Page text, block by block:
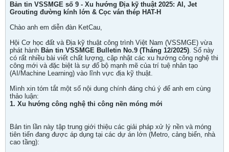
Bản tin VSSMGE số 9 - Xu hướng Địa kỹ thuật 2025: AI, Jet
Grouting đường kính lớn & Cọc ván thép HAT-H
Chào anh em diễn đàn KetCau,
Hội Cơ học đất và Địa kỹ thuật công trình Việt Nam (VSSMGE) vừa
phát hành Bản tin VSSMGE Bulletin No.9 (Tháng 12/2025). Số này
có rất nhiều bài viết chất lượng, cập nhật các xu hướng công nghệ thi
công mới và đặc biệt là sự đổ bộ mạnh mẽ của trí tuệ nhân tạo
(AI/Machine Learning) vào lĩnh vực địa kỹ thuật.
Mình xin tóm tắt một số nội dung chính đáng chú ý để anh em cùng
thảo luận:
1. Xu hướng công nghệ thi công nền móng mới
Bản tin lần này tập trung giới thiệu các giải pháp xử lý nền và móng
tiên tiến đang được áp dụng tại các dự án lớn (Metro, cảng biển, nhà
cao tầng):